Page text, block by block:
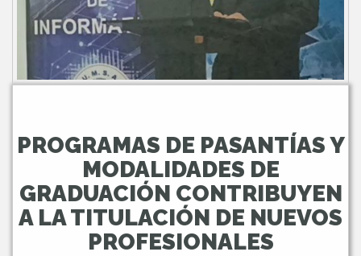
PROGRAMAS DE PASANTÍAS Y
MODALIDADES DE
GRADUACIÓN CONTRIBUYEN
A LA TITULACIÓN DE NUEVOS
PROFESIONALES